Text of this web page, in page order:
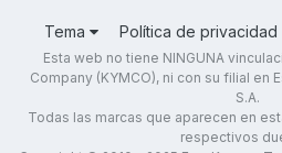
Tema Política de privacidad
Esta web no tiene NINGUNA
Company (KYMCO), ni con su filial en
S.A.
Todas las marcas que aparecen en
respectivos